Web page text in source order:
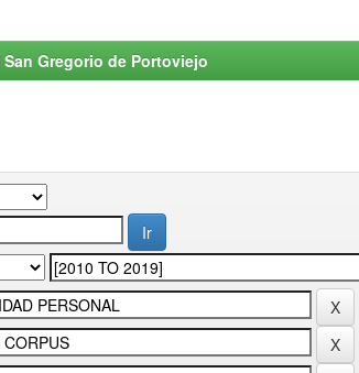
Gregorio de Portoviejo